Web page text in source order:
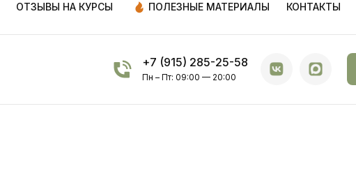
ОТЗЫВЫ НА КУРСЫ ПОЛЕЗНЫЕ МАТЕРИАЛЫ КОНТАКТЫ
+7 (915) 285-25-58
Пн – Пт: 09:00 — 20:00